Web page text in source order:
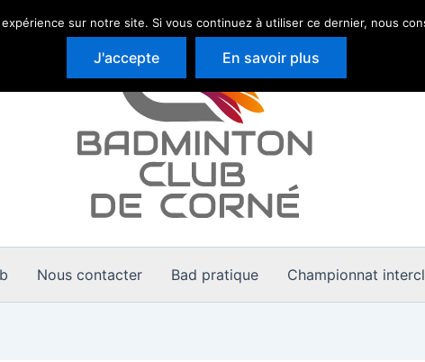
Nous contacter Bad pratique Championnat
sur notre site. Si vous continuez à utiliser ce dernier, nous
J'accepte En savoir plus